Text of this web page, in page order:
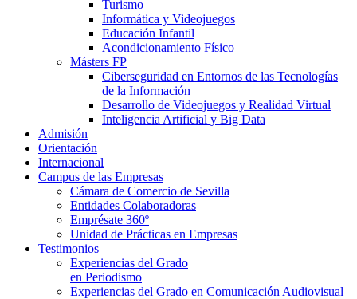
Turismo
Informática y Videojuegos
Educación Infantil
Acondicionamiento Físico
Másters FP
Ciberseguridad en Entornos de las Tecnologías
de la Información
Desarrollo de Videojuegos y Realidad Virtual
Inteligencia Artificial y Big Data
Admisión
Orientación
Internacional
Campus de las Empresas
Cámara de Comercio de Sevilla
Entidades Colaboradoras
Emprésate 360º
Unidad de Prácticas en Empresas
Testimonios
Experiencias del Grado
en Periodismo
Experiencias del Grado en Comunicación Audiovisual